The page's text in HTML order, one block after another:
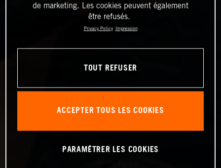
de marketing. Les cookies peuvent également
être refusés.
Privacy Policy Impression
TOUT REFUSER
ACCEPTER TOUS LES COOKIES
PARAMÉTRER LES COOKIES